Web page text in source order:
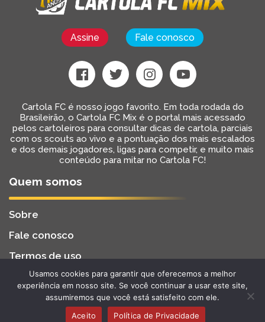
Assine Fale conosco
Cartola FC é nosso jogo favorito. Em toda rodada do
Brasileirão, o Cartola FC Mix é o portal mais acessado
pelos cartoleiros para consultar dicas de cartola, parciais
com os scouts ao vivo e a pontuação dos mais escalados
e dos demais jogadores, ligas para competir, e muito mais
conteúdo para mitar no Cartola FC!
Quem somos
Sobre
Fale conosco
Termos de uso
2022 - Todos os Direitos Reservados
Desenvolvido por BW2 Tecnologia
Usamos cookies para garantir que oferecemos a melhor
experiência em nosso site. Se você continuar a usar este site,
assumiremos que você está satisfeito com ele.
Aceito
Política de Privacidade